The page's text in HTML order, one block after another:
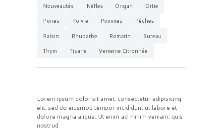
Nouveautés
Nèfles Origan
Ortie
Poires
Poivre Pommes
Pêches
Raisin
Rhubarbe Romarin
Sureau
Thym
Tisane Verveine Citronnée
Lorem ipsum dolor sit amet, consectetur adipisicing
elit, sed do eiusmod tempor incididunt ut labore et
dolore magna aliqua. Ut enim ad minim veniam, quis
nostrud